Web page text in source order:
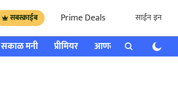
सबस्क्राईब Prime Deals साईन इन
सकाळ मनी प्रीमियर आणखी राशी भविष्य